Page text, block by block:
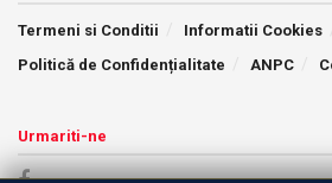
Termeni si Conditii
Informatii Cookies
Politică de Confidențialitate
ANPC
Urmariti-ne